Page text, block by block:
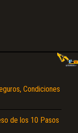
Condiciones
de los 10 Pasos